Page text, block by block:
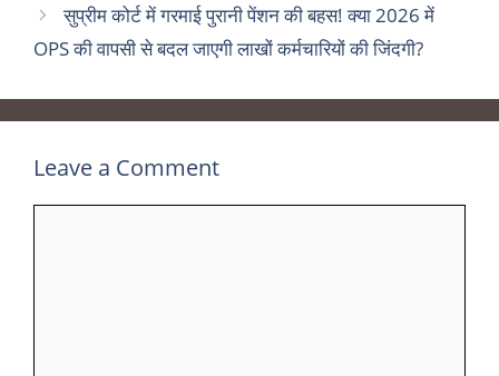
सुप्रीम कोर्ट में गरमाई पुरानी पेंशन की बहस! क्या 2026 में
OPS की वापसी से बदल जाएगी लाखों कर्मचारियों की जिंदगी?
Leave a Comment